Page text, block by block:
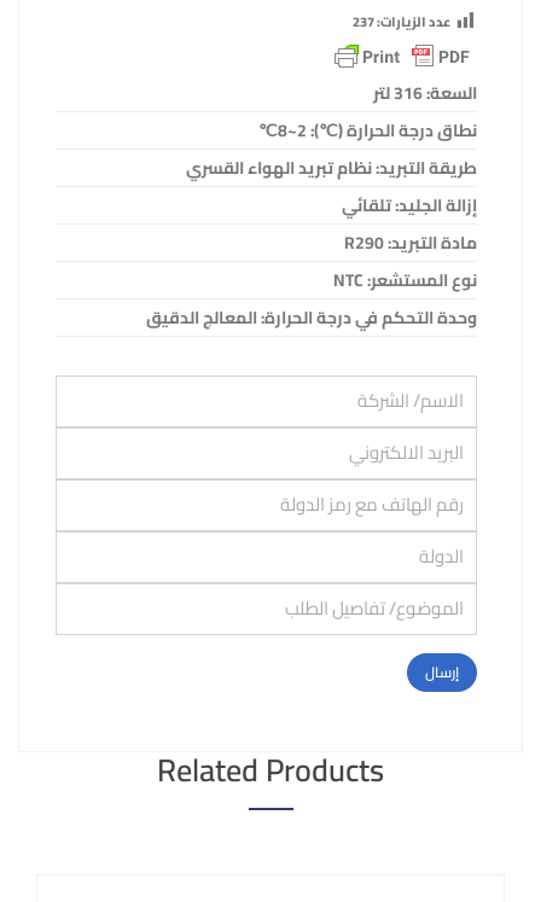
عدد الزيارات:237
السعة: 316 لتر
نطاق درجة الحرارة (℃
): 2~8
℃
طريقة التبريد: نظام تبريد الهواء القسري
إزالة الجليد: تلقائي
مادة التبريد:R290
نوع المستشعر:NTC
وحدة التحكم في درجة الحرارة: المعالج الدقيق
Related Products